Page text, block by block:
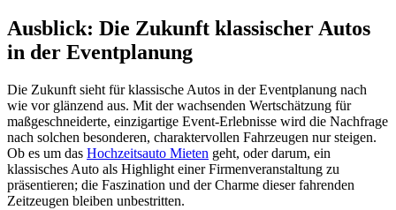
Ausblick: Die Zukunft klassischer Autos
in der Eventplanung
Die Zukunft sieht für klassische Autos in der Eventplanung nach
wie vor glänzend aus. Mit der wachsenden Wertschätzung für
maßgeschneiderte, einzigartige Event-Erlebnisse wird die Nachfrage
nach solchen besonderen, charaktervollen Fahrzeugen nur steigen.
Ob es um das Hochzeitsauto Mieten geht, oder darum, ein
klassisches Auto als Highlight einer Firmenveranstaltung zu
präsentieren; die Faszination und der Charme dieser fahrenden
Zeitzeugen bleiben unbestritten.